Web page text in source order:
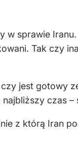
sprawie
Tak czy
czy jest gotowy
czas –
z którą Iran